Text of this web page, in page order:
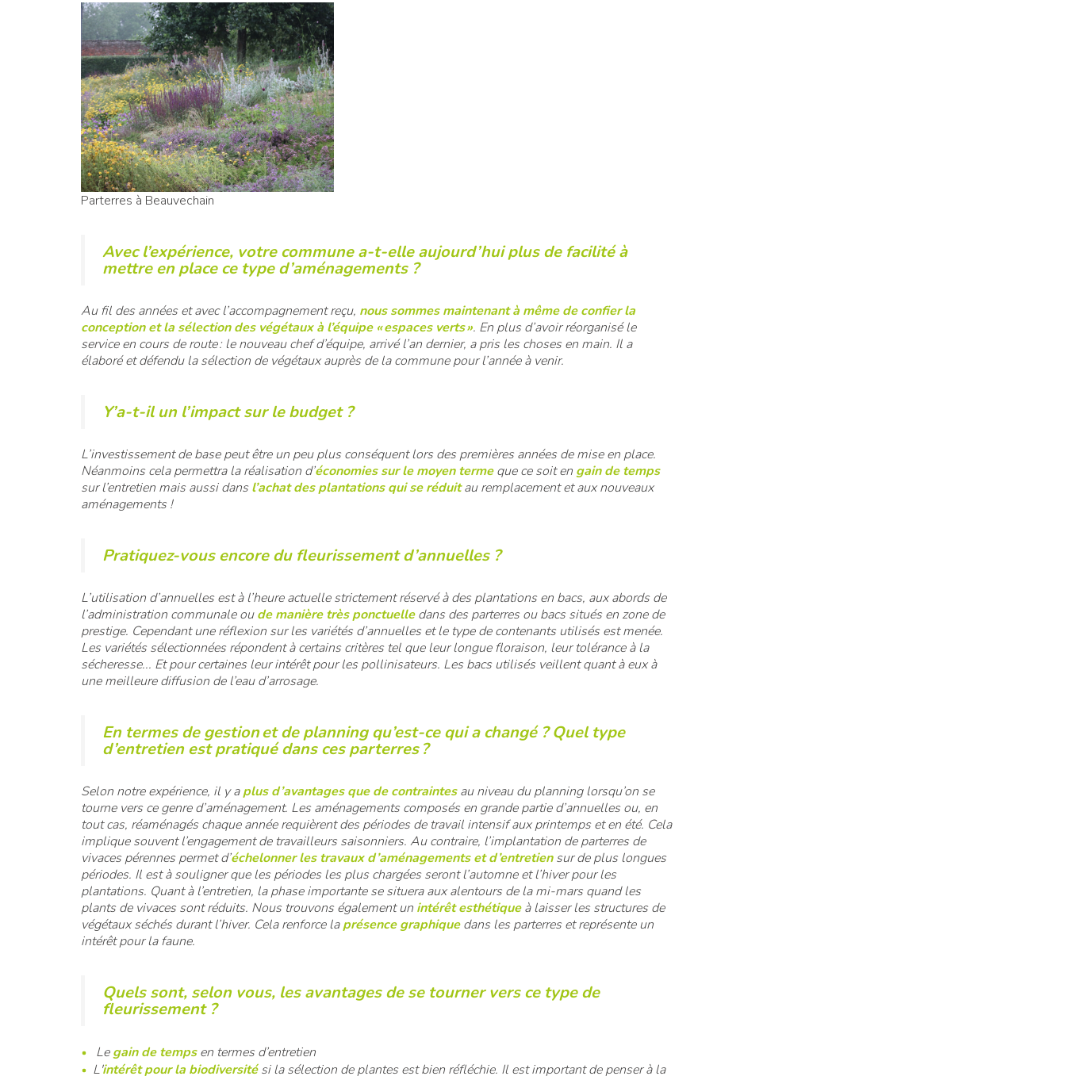
Parterres à Beauvechain
Avec l’expérience, votre commune a-t-elle aujourd’hui plus de facilité à
mettre en place ce type d’aménagements ?
Au fil des années et avec l’accompagnement reçu, nous sommes maintenant à même de confier la
conception et la sélection des végétaux à l’équipe « espaces verts ». En plus d’avoir réorganisé le
service en cours de route : le nouveau chef d’équipe, arrivé l’an dernier, a pris les choses en main. Il a
élaboré et défendu la sélection de végétaux auprès de la commune pour l’année à venir.
Y’a-t-il un l’impact sur le budget ?
L’investissement de base peut être un peu plus conséquent lors des premières années de mise en place.
Néanmoins cela permettra la réalisation d’économies sur le moyen termeque ce soit en gain de temps
sur l’entretien mais aussi dansl’achat des plantations qui se réduitau remplacement et aux nouveaux
aménagements !
Pratiquez-vous encore du fleurissement d’annuelles ?
L’utilisation d’annuelles est à l’heure actuelle strictement réservé à des plantations en bacs, aux abords de
l’administration communale oude manière très ponctuelledans des parterres ou bacs situés en zone de
prestige. Cependant une réflexion sur les variétés d’annuelles et le type de contenants utilisés est menée.
Les variétés sélectionnées répondent à certains critères tel que leur longue floraison, leur tolérance à la
sécheresse... Et pour certaines leur intérêt pour les pollinisateurs. Les bacs utilisés veillent quant à eux à
une meilleure diffusion de l’eau d’arrosage.
En termes de gestion et de planning qu’est-ce qui a changé ? Quel type
d’entretien est pratiqué dans ces parterres ?
Selon notre expérience, il y aplus d’avantages que de contraintesau niveau du planning lorsqu’on se
tourne vers ce genre d’aménagement. Les aménagements composés en grande partie d’annuelles ou, en
tout cas, réaménagés chaque année requièrent des périodes de travail intensif aux printemps et en été. Cela
implique souvent l’engagement de travailleurs saisonniers. Au contraire, l’implantation de parterres de
vivaces pérennes permet d’échelonner les travaux d’aménagements et d’entretiensur de plus longues
périodes. Il est à souligner que les périodes les plus chargées seront l’automne et l’hiver pour les
plantations. Quant à l’entretien, la phase importante se situera aux alentours de la mi-mars quand les
plants de vivaces sont réduits. Nous trouvons également un intérêt esthétiqueà laisser les structures de
végétaux séchés durant l’hiver. Cela renforce laprésence graphiquedans les parterres et représente un
intérêt pour la faune.
Quels sont, selon vous, les avantages de se tourner vers ce type de
fleurissement ?
Legain de tempsen termes d’entretien
L'intérêt pour la biodiversitési la sélection de plantes est bien réfléchie. Il est important de penser à la